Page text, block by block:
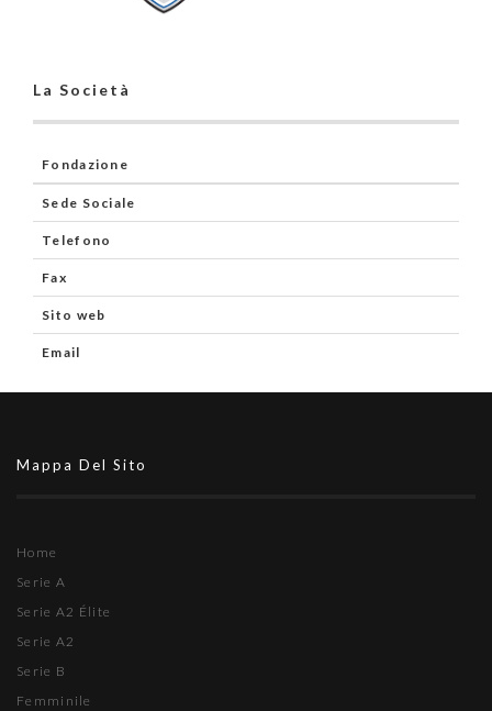
La Società
Fondazione
Sede Sociale
Telefono
Fax
Sito web
Email
Mappa Del Sito
Home
Serie A
Serie A2 Élite
Serie A2
Serie B
Femminile